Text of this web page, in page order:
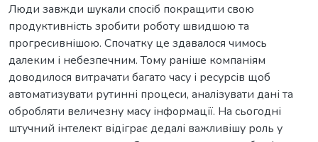
Люди завжди шукали спосіб покращити свою
продуктивність зробити роботу швидшою та
прогресивнішою. Спочатку це здавалося чимось
далеким і небезпечним. Тому раніше компаніям
доводилося витрачати багато часу і ресурсів щоб
автоматизувати рутинні процеси, аналізувати дані та
обробляти величезну масу інформації. На сьогодні
штучний інтелект відіграє дедалі важливішу роль у